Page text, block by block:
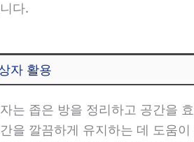
다.
자 활용
는 좁은 방을 정리하고 공간을
을 깔끔하게 유지하는 데 도움